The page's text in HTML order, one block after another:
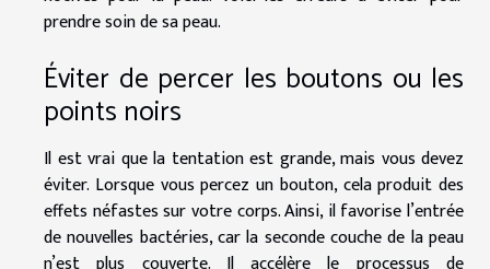
prendre soin de sa peau.
Éviter de percer les boutons ou les
points noirs
Il est vrai que la tentation est grande, mais vous devez
éviter. Lorsque vous percez un bouton, cela produit des
effets néfastes sur votre corps. Ainsi, il favorise l’entrée
de nouvelles bactéries, car la seconde couche de la peau